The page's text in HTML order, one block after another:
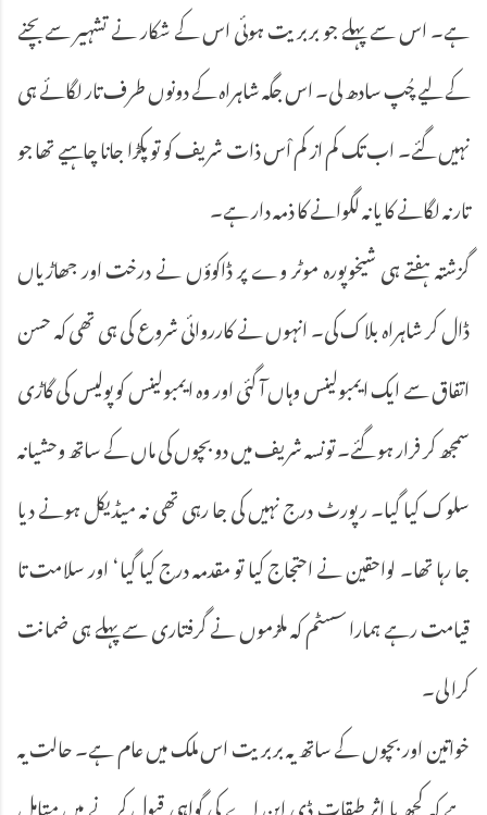
ہے۔ اس سے پہلے جو بربریت ہوئی اس کے شکار نے تشہیر سے بچنے
کے لیے چُپ سادھ لی۔ اس جگہ شاہراہ کے دونوں طرف تار لگائے ہی
نہیں گئے۔ اب تک کم از کم اْس ذات شریف کو تو پکڑا جانا چاہیے تھا جو
تار نہ لگانے کا یا نہ لگوانے کا ذمہ دار ہے۔
گزشتہ ہفتے ہی شیخوپورہ موٹر وے پر ڈاکوؤں نے درخت اور جھاڑیاں
ڈال کر شاہراہ بلاک کی۔ انہوں نے کارروائی شروع کی ہی تھی کہ حسن
اتفاق سے ایک ایمبولینس وہاں آ گئی اور وہ ایمبولینس کو پولیس کی گاڑی
سمجھ کر فرار ہو گئے۔ تونسہ شریف میں دو بچوں کی ماں کے ساتھ وحشیانہ
سلوک کیا گیا۔ رپورٹ درج نہیں کی جا رہی تھی نہ میڈیکل ہونے دیا
جا رہا تھا۔ لواحقین نے احتجاج کیا تو مقدمہ درج کیا گیا‘ اور سلامت تا
قیامت رہے ہمارا سسٹم کہ ملزموں نے گرفتاری سے پہلے ہی ضمانت
کرا لی۔
خواتین اور بچوں کے ساتھ یہ بربریت اس ملک میں عام ہے۔ حالت یہ
ہے کہ کچھ با اثر طبقات ڈی این اے کی گواہی قبول کرنے میں متامل